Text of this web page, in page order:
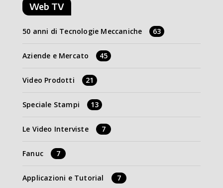
Web TV
50 anni di Tecnologie Meccaniche 63
Aziende e Mercato 45
Video Prodotti 21
Speciale Stampi 13
Le Video Interviste 7
Fanuc 7
Applicazioni e Tutorial 7